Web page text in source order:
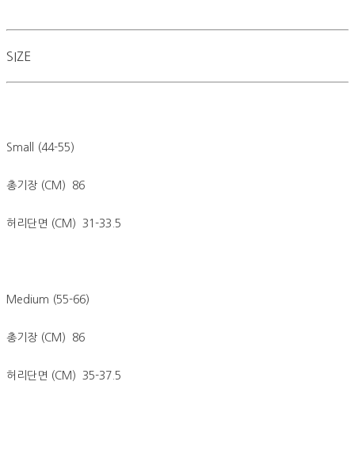
SIZE
Small (44-55)
총기장 (CM) 86
허리단면 (CM) 31-33.5
Medium (55-66)
총기장 (CM) 86
허리단면 (CM) 35-37.5